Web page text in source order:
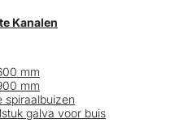
Kanalen
mm
mm
spiraalbuizen
galva voor buis